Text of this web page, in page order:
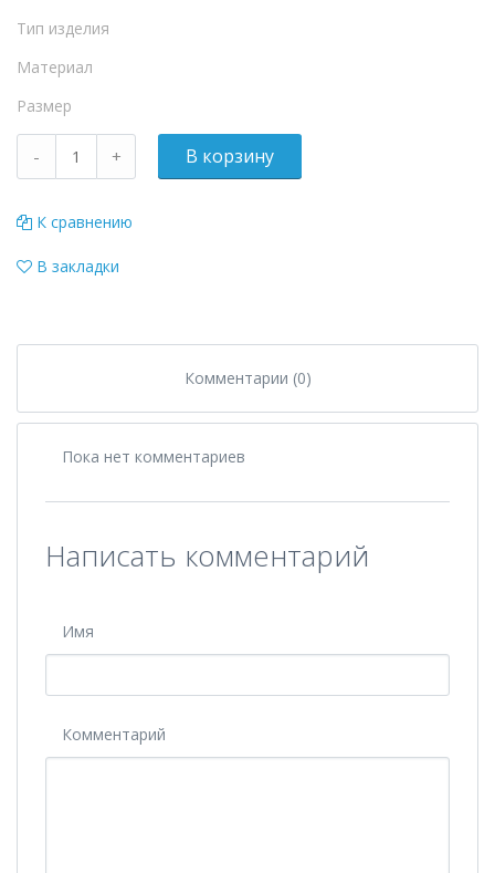
Тип изделия
Материал
Размер
К сравнению
В закладки
Комментарии (0)
Пока нет комментариев
Написать комментарий
Имя
Комментарий